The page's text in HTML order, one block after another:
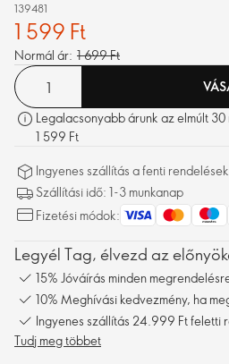
139481
1 599 Ft
Normál ár: 1 699 Ft
Legalacsonyabb árunk az elmúlt
1 599 Ft
Ingyenes szállítás a fenti
Szállítási idő: 1-3 munkanap
Fizetési módok:
Legyél Tag, élvezd az
15% Jóváírás minden
10% Meghívási kedvezmény, ha
Ingyenes szállítás 24.999 Ft feletti
Tudj meg többet